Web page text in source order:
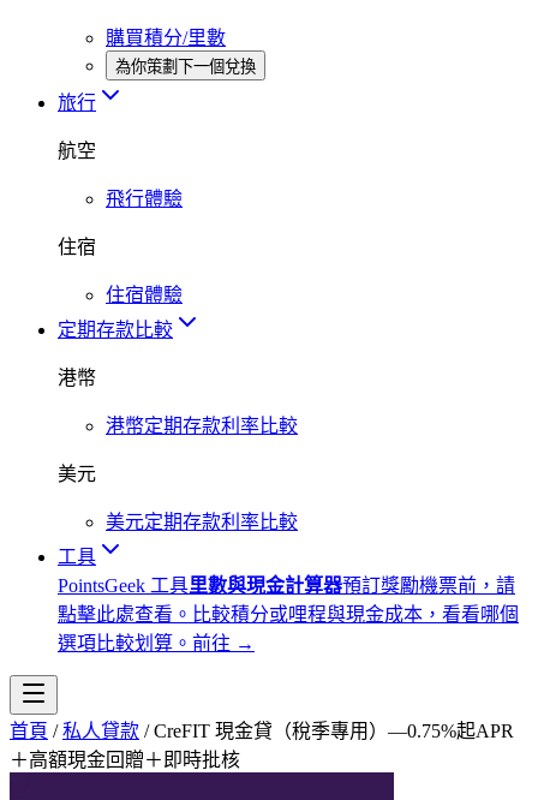
購買積分/里數
為你策劃下一個兌換
旅行
航空
飛行體驗
住宿
住宿體驗
定期存款比較
港幣
港幣定期存款利率比較
美元
美元定期存款利率比較
工具
PointsGeek 工具里數與現金計算器預訂獎勵機票前，請
點擊此處查看。比較積分或哩程與現金成本，看看哪個
選項比較划算。 前往 →
首頁 /私人貸款 /CreFIT 現金貸（稅季專用）—0.75%起APR
＋高額現金回贈＋即時批核